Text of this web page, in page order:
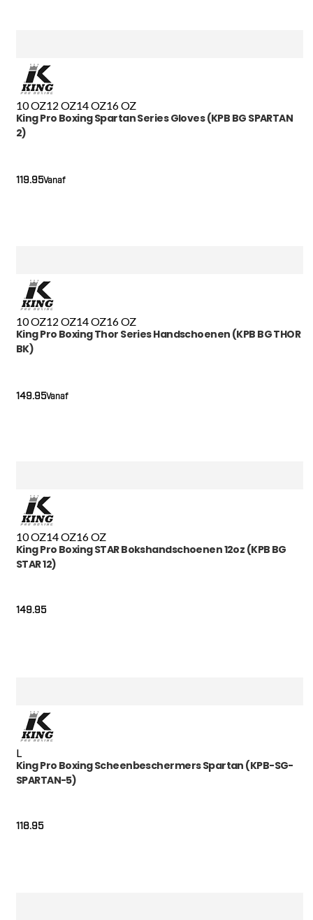
10 OZ12 OZ14 OZ16 OZ
King Pro Boxing Spartan Series Gloves (KPB BG SPARTAN
2)
Vanaf
119.95
10 OZ12 OZ14 OZ16 OZ
King Pro Boxing Thor Series Handschoenen (KPB BG THOR
BK)
Vanaf
149.95
10 OZ14 OZ16 OZ
King Pro Boxing STAR Bokshandschoenen 12oz (KPB BG
STAR 12)
149.95
L
King Pro Boxing Scheenbeschermers Spartan (KPB-SG-
SPARTAN-5)
118.95